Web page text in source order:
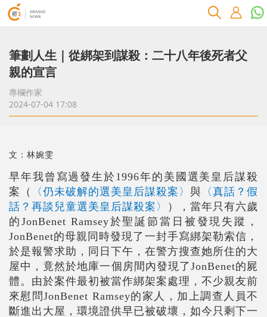
筆劃人生｜從綁架到謀殺：二十八年後死者父
親的宣言
專欄作家
2024-07-04 17:08
文：林婉雯
早年我曾寫過發生於1996年的美國選美皇后謀殺
案（
〈仍未破解的選美皇后謀殺案〉 與 〈真話？假
話？再談兒童選美皇后謀殺案〉
），當年只有六歲
的JonBenet Ramsey於聖誕節當日被發現失蹤，
JonBenet的母親同時發現了一封手寫綁架勒索信，
於是報警求助，同日下午，在警方搜查她所住的大
屋中，竟然於地庫一個房間內發現了JonBenet的屍
體。由於案件最初被當作綁架案處理，不少親友前
來慰問JonBenet Ramsey的家人，加上調查人員不
斷進出大屋，環境證供早已被破壞，如今只剩下一